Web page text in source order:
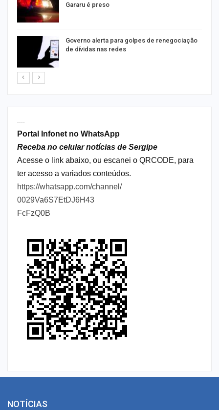
Gararu é preso
Governo alerta para golpes de renegociação
de dívidas nas redes
----
Portal Infonet no WhatsApp
Receba no celular notícias de Sergipe
Acesse o link abaixo, ou escanei o QRCODE, para
ter acesso a variados conteúdos.
https://whatsapp.com/channel/
0029Va6S7EtDJ6H43
FcFzQ0B
NOTÍCIAS